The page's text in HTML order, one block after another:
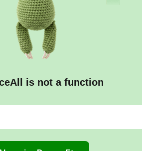
is not a function